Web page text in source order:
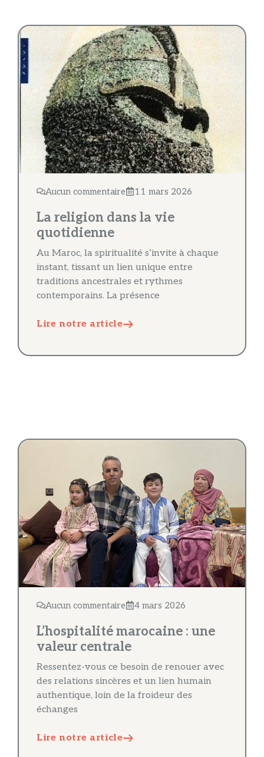
Aucun commentaire 11 mars 2026
La religion dans la vie
quotidienne
Au Maroc, la spiritualité s’invite à chaque
instant, tissant un lien unique entre
traditions ancestrales et rythmes
contemporains. La présence
Lire notre article
Aucun commentaire 4 mars 2026
L’hospitalité marocaine : une
valeur centrale
Ressentez-vous ce besoin de renouer avec
des relations sincères et un lien humain
authentique, loin de la froideur des
échanges
Lire notre article